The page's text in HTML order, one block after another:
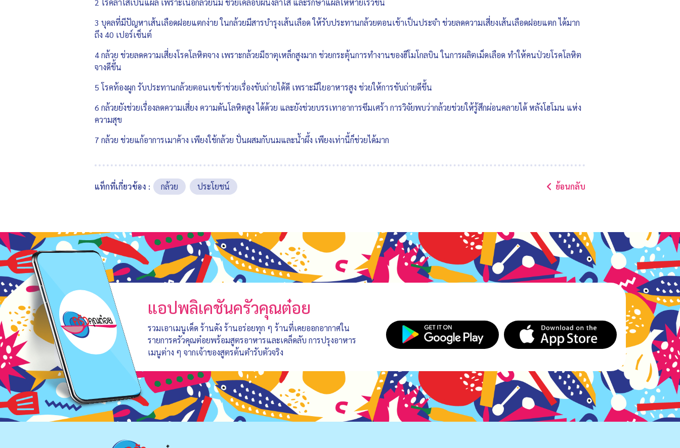
3 บุคลที่มีปัญหาเส้นเลือดฝอยแตกง่าย ในกล้วยมีสารบำรุงเส้นเลือด ให้รับประทานกล้วยตอนเช้าเป็นประจำ ช่วยลดความเสี่ยงเส้นเลือดฝอยแตก ได้มาก
ถึง 40 เปอร์เซ็นต์
4 กล้วย ช่วยลดความเสี่ยงโรคโลหิตจาง เพราะกล้วยมีธาตุเหล็กสูงมาก ช่วยกระตุ้นการทำงานของฮีโมโกลบิน ในการผลิตเม็ดเลือด ทำให้คนป่วยโรคโลหิต
จางดีขึ้น
5 โรคท้องผูก รับประทานกล้วยตอนเขช้าช่วยเรื่องขับถ่ายได้ดี เพราะมีใยอาหารสูง ช่วยให้การขับถ่ายดีขึ้น
6 กล้วยยังช่วยเรื่องลดความเสี่ยง ความดันโลหิตสูง ได้ด้วย และยังช่วยบรรเทาอาการซึมเศร้า การวิจัยพบว่ากล้วยช่วยให้รู้สึกผ่อนคลายได้ หลังโฮโมน แห่ง
ความสุข
7 กล้วย ช่วยแก้อาการเมาค้าง เพียงใช้กล้วย ปั่นผสมกับนมและน้ำผึ้ง เพียงเท่านี้ก็ช่วยได้มาก
แท็กที่เกี่ยวข้อง : กล้วย ประโยชน์ ย้อนกลับ
แอปพลิเคชันครัวคุณต๋อย
รวมเอาเมนูเด็ด ร้านดัง ร้านอร่อยทุก ๆ ร้านที่เคยออกอากาศใน
รายการครัวคุณต๋อยพร้อมสูตรอาหารและเคล็ดลับ การปรุงอาหาร
เมนูต่าง ๆ จากเจ้าของสูตรต้นตำรับตัวจริง